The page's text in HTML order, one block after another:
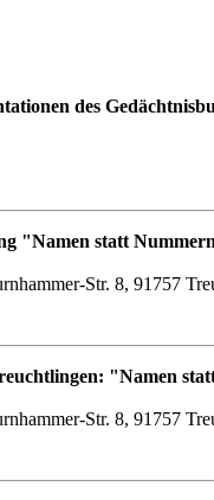
des
"Namen statt
Str. 8, 91757
"Namen
Str. 8, 91757